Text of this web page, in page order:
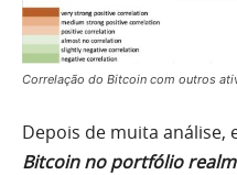
Correlação do Bitcoin com outros
Depois de muita análise,
Bitcoin no portfólio